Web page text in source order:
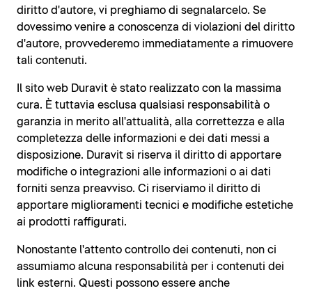
diritto d'autore, vi preghiamo di segnalarcelo. Se
dovessimo venire a conoscenza di violazioni del diritto
d'autore, provvederemo immediatamente a rimuovere
tali contenuti.
Il sito web Duravit è stato realizzato con la massima
cura. È tuttavia esclusa qualsiasi responsabilità o
garanzia in merito all'attualità, alla correttezza e alla
completezza delle informazioni e dei dati messi a
disposizione. Duravit si riserva il diritto di apportare
modifiche o integrazioni alle informazioni o ai dati
forniti senza preavviso. Ci riserviamo il diritto di
apportare miglioramenti tecnici e modifiche estetiche
ai prodotti raffigurati.
Nonostante l'attento controllo dei contenuti, non ci
assumiamo alcuna responsabilità per i contenuti dei
link esterni. Questi possono essere anche